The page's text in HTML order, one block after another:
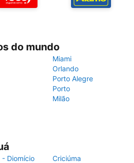
do mundo
Miami
Orlando
Porto Alegre
Porto
Milão
- Diomício Criciúma